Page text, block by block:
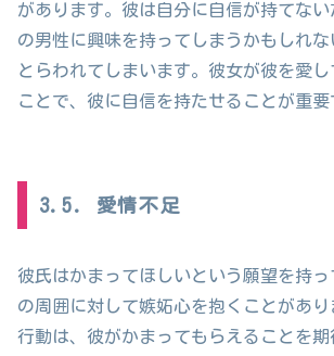
があります。彼は自分に自信が持てな
の男性に興味を持ってしまうかもしれ
とらわれてしまいます。彼女が彼を愛
ことで、彼に自信を持たせることが重要
3.5. 愛情不足
彼氏はかまってほしいという願望を持
の周囲に対して嫉妬心を抱くことがあ
行動は、彼がかまってもらえることを